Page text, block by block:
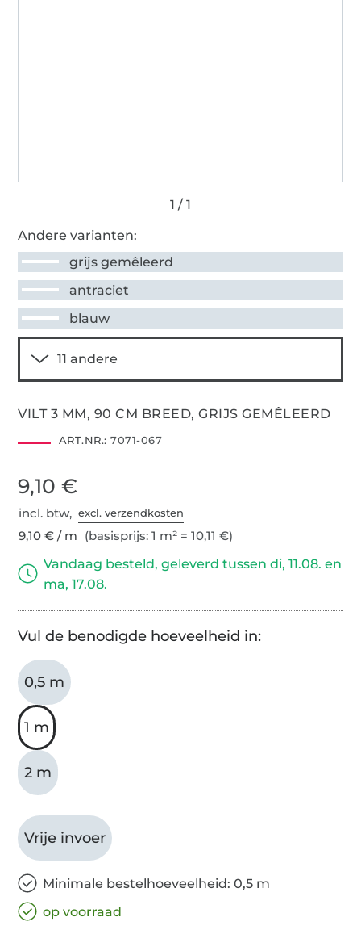
Andere varianten:
grijs gemêleerd
antraciet
blauw
VILT 3 MM, 90 CM BREED, GRIJS GEMÊLEERD
ART.NR.: 7071-067
9,10 €
incl. btw,excl. verzendkosten
9,10 € / m (basisprijs: 1 m² = 10,11 €)
Vandaag besteld, geleverd tussen di, 11.08. en
ma, 17.08.
Vul de benodigde hoeveelheid in:
0,5 m
1 m
2 m
Vrije invoer
Minimale bestelhoeveelheid: 0,5 m
op voorraad